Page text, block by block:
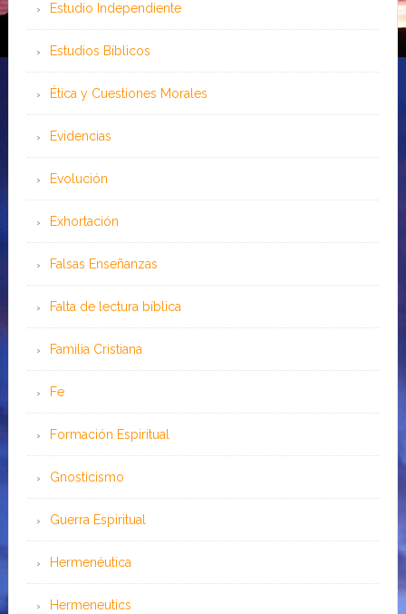
Estudio Independiente
Estudios Bíblicos
Ética y Cuestiones Morales
Evidencias
Evolución
Exhortación
Falsas Enseñanzas
Falta de lectura bíblica
Familia Cristiana
Fe
Formación Espiritual
Gnosticismo
Guerra Espiritual
Hermenéutica
Hermeneutics